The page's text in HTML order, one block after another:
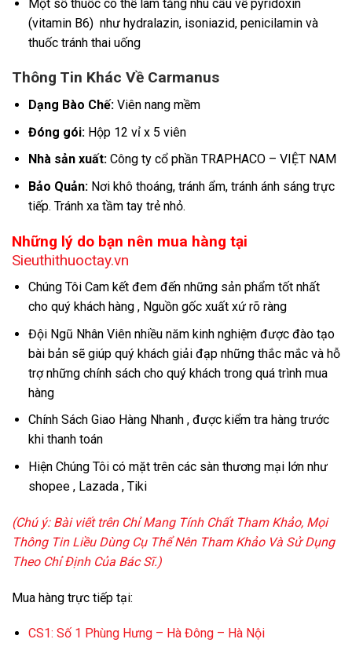
Một số thuốc có thể làm tăng nhu cầu về pyridoxin
(vitamin B6) như hydralazin, isoniazid, penicilamin và
thuốc tránh thai uống
Thông Tin Khác Về Carmanus
Dạng Bào Chế:Viên nang mềm
Đóng gói: Hộp 12 vỉ x 5 viên
Nhà sản xuất: Công ty cổ phần TRAPHACO – VIỆT NAM
Bảo Quản: Nơi khô thoáng, tránh ẩm, tránh ánh sáng trực
tiếp. Tránh xa tầm tay trẻ nhỏ.
Những lý do bạn nên mua hàng tại
Sieuthithuoctay.vn
Chúng Tôi Cam kết đem đến những sản phẩm tốt nhất
cho quý khách hàng , Nguồn gốc xuất xứ rõ ràng
Đội Ngũ Nhân Viên nhiều năm kinh nghiệm được đào tạo
bài bản sẽ giúp quý khách giải đạp những thắc mắc và hỗ
trợ những chính sách cho quý khách trong quá trình mua
hàng
Chính Sách Giao Hàng Nhanh , được kiểm tra hàng trước
khi thanh toán
Hiện Chúng Tôi có mặt trên các sàn thương mại lớn như
shopee , Lazada , Tiki
(Chú ý: Bài viết trên Chỉ Mang Tính Chất Tham Khảo, Mọi
Thông Tin Liều Dùng Cụ Thể Nên Tham Khảo Và Sử Dụng
Theo Chỉ Định Của Bác Sĩ.)
Mua hàng trực tiếp tại:
CS1: Số 1 Phùng Hưng – Hà Đông – Hà Nội